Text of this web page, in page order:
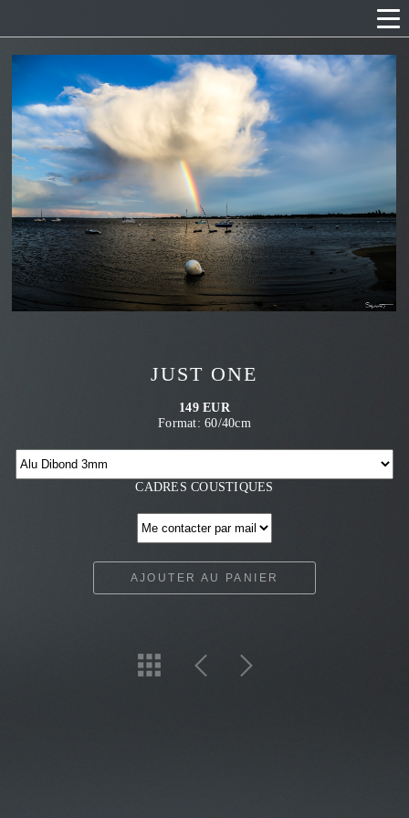
JUST ONE
149 EUR
Format: 60/40cm
CADRES COUSTIQUES
AJOUTER AU PANIER